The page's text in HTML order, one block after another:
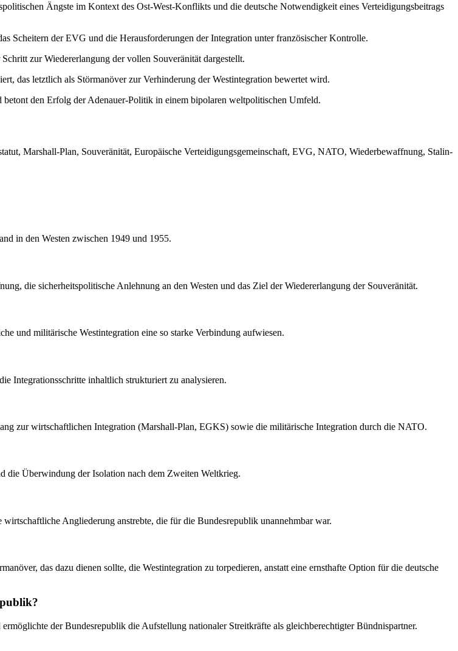
Ängste im Kontext des Ost-West-Konflikts und die deutsche Notwendigkeit eines Verteidigungsbeitrags
Scheitern der EVG und die Herausforderungen der Integration unter französischer Kontrolle.
zur Wiedererlangung der vollen Souveränität dargestellt.
das letztlich als Störmanöver zur Verhinderung der Westintegration bewertet wird.
betont den Erfolg der Adenauer-Politik in einem bipolaren weltpolitischen Umfeld.
Marshall-Plan, Souveränität, Europäische Verteidigungsgemeinschaft, EVG, NATO, Wiederbewaffnung, Stalin-
in den Westen zwischen 1949 und 1955.
die sicherheitspolitische Anlehnung an den Westen und das Ziel der Wiedererlangung der Souveränität.
und militärische Westintegration eine so starke Verbindung aufwiesen.
Integrationsschritte inhaltlich strukturiert zu analysieren.
zur wirtschaftlichen Integration (Marshall-Plan, EGKS) sowie die militärische Integration durch die NATO.
die Überwindung der Isolation nach dem Zweiten Weltkrieg.
Angliederung anstrebte, die für die Bundesrepublik unannehmbar war.
das dazu dienen sollte, die Westintegration zu torpedieren, anstatt eine ernsthafte Option für die deutsche
der Bundesrepublik die Aufstellung nationaler Streitkräfte als gleichberechtigter Bündnispartner.